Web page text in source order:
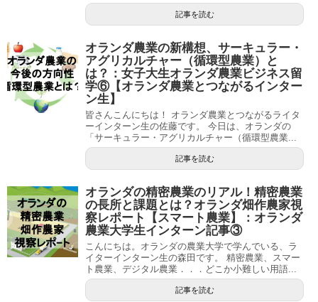
記事を読む
オランダ農業の新構想、サーキュラー・
アグリカルチャー（循環型農業）と
は？：女子大生オランダ農業ビジネス留
学⑥【オランダ農業とつながるインター
ン生】
皆さんこんにちは！ オランダ農業とつながるライタ
ーインターン生の佐藤です。 今日は、オランダの
「サーキュラー・アグリカルチャー（循環型農業...
記事を読む
オランダの精密農業のリアル！精密農業
の長所と課題とは？オランダ畑作農家視
察レポート【スマート農業】：オランダ
農業大学生インターン記事③
こんにちは。オランダの農業大学で学んでいる、ラ
イターインターン生の森田です。 精密農業、スマー
ト農業、デジタル農業．．．どこか小難しい用語...
記事を読む